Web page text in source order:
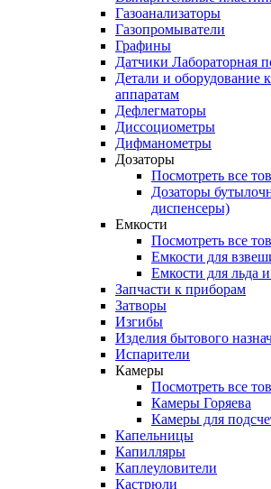
Газоанализаторы
Газопромыватели
Графины
Датчики Лабораторная
Детали и оборудование
аппаратам
Дефлегматоры
Диссоциометры
Дифманометры
Дозаторы
Посмотреть все
Дозаторы
диспенсеры)
Емкости
Посмотреть все
Емкости для
Емкости для льда
Запчасти к приборам
Затворы
Изгибы
Изделия бытового
Испарители
Камеры
Посмотреть все
Камеры Горяева
Камеры для
Капельницы
Капилляры
Каплеуловители
Кастрюли